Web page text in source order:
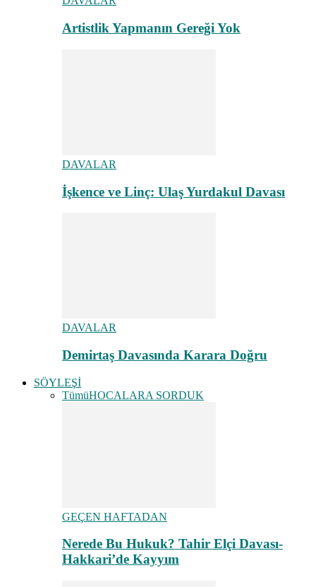
Artistlik Yapmanın Gereği Yok
DAVALAR
İşkence ve Linç: Ulaş Yurdakul Davası
DAVALAR
Demirtaş Davasında Karara Doğru
SÖYLEŞİ
TümüHOCALARA SORDUK
GEÇEN HAFTADAN
Nerede Bu Hukuk? Tahir Elçi Davası-
Hakkari’de Kayyım